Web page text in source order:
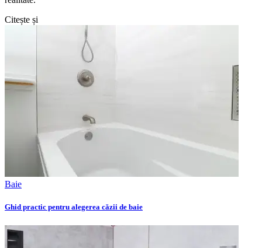
Citește și
Baie
Ghid practic pentru alegerea căzii de baie